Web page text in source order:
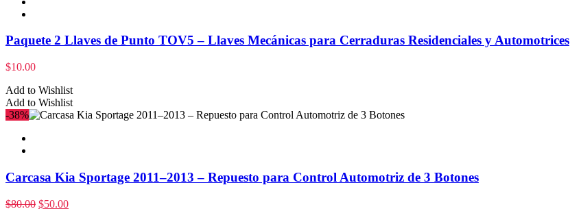
Paquete 2 Llaves de Punto TOV5 – Llaves Mecánicas para Cerraduras Residenciales y Automotrices
$10.00
Add to Wishlist
Add to Wishlist
-38%
Carcasa Kia Sportage 2011–2013 – Repuesto para Control Automotriz de 3 Botones
$80.00 $50.00